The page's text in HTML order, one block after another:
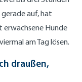
auf, hat
erwachsene Hunde
am Tag lösen.
draußen,